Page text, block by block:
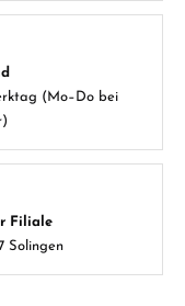
(Mo–Do bei
Filiale
Solingen